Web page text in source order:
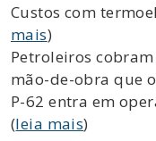
Custos com
mais)
Petroleiros
mão-de-obra que
P-62 entra em
(leia mais)